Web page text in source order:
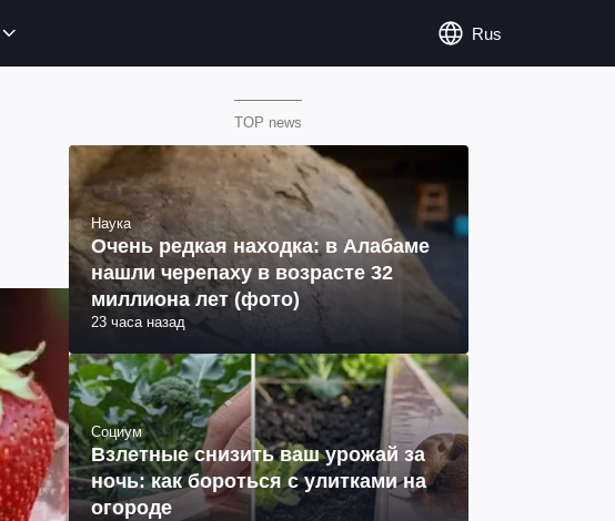
Rus
TOP news
Наука
Очень редкая находка: в Алабаме
нашли черепаху в возрасте 32
миллиона лет (фото)
23 часа назад
Социум
Взлетные снизить ваш урожай за
ночь: как бороться с улитками на
огороде